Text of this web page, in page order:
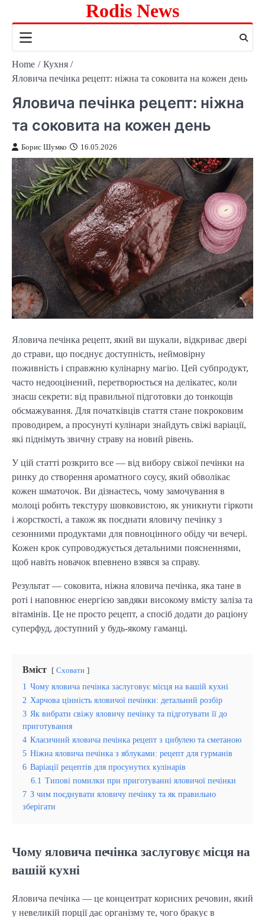
content
Rodis News
Home
Кухня
Яловича печінка рецепт: ніжна та соковита на кожен день
Яловича печінка рецепт: ніжна
та соковита на кожен день
Борис Шумко 16.05.2026
Яловича печінка рецепт, який ви шукали, відкриває двері
до страви, що поєднує доступність, неймовірну
поживність і справжню кулінарну магію. Цей субпродукт,
часто недооцінений, перетворюється на делікатес, коли
знаєш секрети: від правильної підготовки до тонкощів
обсмажування. Для початківців стаття стане покроковим
проводирем, а просунуті кулінари знайдуть свіжі варіації,
які піднімуть звичну страву на новий рівень.
У цій статті розкрито все — від вибору свіжої печінки на
ринку до створення ароматного соусу, який обволікає
кожен шматочок. Ви дізнаєтесь, чому замочування в
молоці робить текстуру шовковистою, як уникнути гіркоти
і жорсткості, а також як поєднати яловичу печінку з
сезонними продуктами для повноцінного обіду чи вечері.
Кожен крок супроводжується детальними поясненнями,
щоб навіть новачок впевнено взявся за справу.
Результат — соковита, ніжна яловича печінка, яка тане в
роті і наповнює енергією завдяки високому вмісту заліза та
вітамінів. Це не просто рецепт, а спосіб додати до раціону
суперфуд, доступний у будь-якому гаманці.
Вміст Сховати
1 Чому яловича печінка заслуговує місця на вашій кухні
2 Харчова цінність яловичої печінки: детальний розбір
3 Як вибрати свіжу яловичу печінку та підготувати її до
приготування
4 Класичний яловича печінка рецепт з цибулею та сметаною
5 Ніжна яловича печінка з яблуками: рецепт для гурманів
6 Варіації рецептів для просунутих кулінарів
6.1 Типові помилки при приготуванні яловичої печінки
7 З чим поєднувати яловичу печінку та як правильно
зберігати
Чому яловича печінка заслуговує місця на
вашій кухні
Яловича печінка — це концентрат корисних речовин, який
у невеликій порції дає організму те, чого бракує в